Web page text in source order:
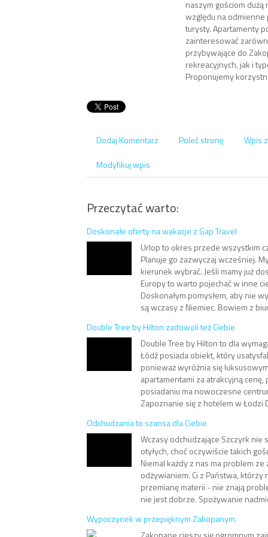
naszym gościom
względu na
turysty. Apartamenty
zainteresować
przybywające do
rekreacyjnych, jak i
Proponujemy
Dodaj Komentarz Poleć stronę
Wpis
Modyfikuj wpis
Przeczytać warto:
Doskonałe oferty na wakacje z Gap Travel
Urlop to okres przede wszystkim
Planuje go zazwyczaj wcześniej.
kierunek wybrać. Jeśli mamy już
Europy to warto pojechać w inne
Doskonałym pomysłem, aby nie
są wczasy z Niemiec. Bowiem z
Double Tree by Hilton zadowoli też Ciebie
Double Tree by Hilton to dla
Łódź posiada obiekt, który
ponieważ wyróżnia się
apartamentami za atrakcyjną
posiadaniu ma nowoczesne
Zapoznanie się z hotelem w Łodzi
Odchudzania to szansa dla Ciebie
Wczasy odchudzające Szczyrk nie
otyłych, choć oczywiście takich
Niemal każdy z nas ma problem
odżywianiem. Ci z Państwa, którzy
przemianę materii - nie znają
nie jest dobrze. Spożywanie
Wypoczynek w przepięknym Zakopanym.